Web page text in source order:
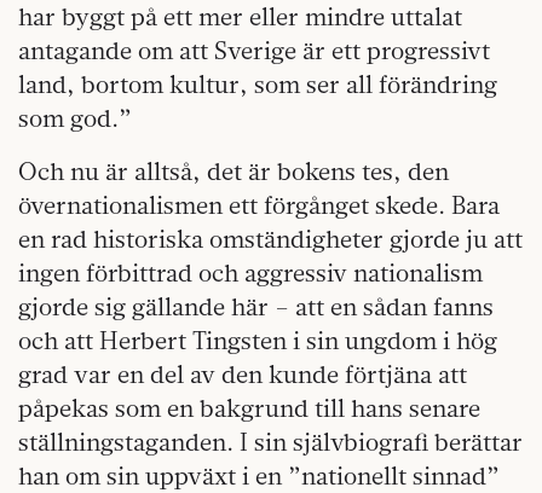
har byggt på ett mer eller mindre uttalat
antagande om att Sverige är ett progressivt
land, bortom kultur, som ser all förändring
som god.”
Och nu är alltså, det är bokens tes, den
övernationalismen ett förgånget skede. Bara
en rad historiska omständigheter gjorde ju att
ingen förbittrad och aggressiv nationalism
gjorde sig gällande här – att en sådan fanns
och att Herbert Tingsten i sin ungdom i hög
grad var en del av den kunde förtjäna att
påpekas som en bakgrund till hans senare
ställningstaganden. I sin självbiografi berättar
han om sin uppväxt i en ”nationellt sinnad”